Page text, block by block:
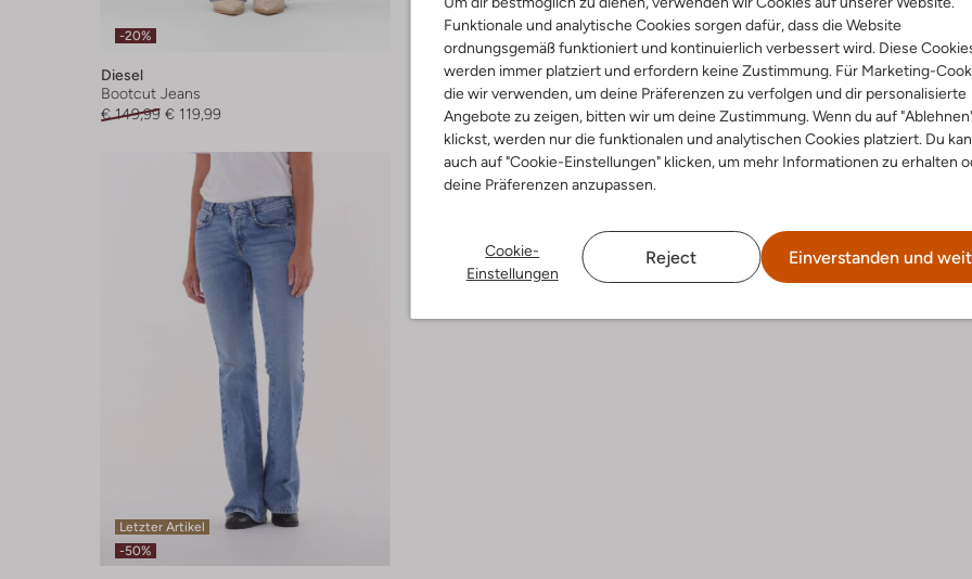
Funktionale und analytische Cookies sorgen dafür, dass die Website
ordnungsgemäß funktioniert und kontinuierlich verbessert wird. Diese
werden immer platziert und erfordern keine Zustimmung. Für Marketing-
die wir verwenden, um deine Präferenzen zu verfolgen und dir personalisierte
Angebote zu zeigen, bitten wir um deine Zustimmung. Wenn du auf
klickst, werden nur die funktionalen und analytischen Cookies platziert. Du
auch auf "Cookie-Einstellungen" klicken, um mehr Informationen zu erhalten
deine Präferenzen anzupassen.
Cookie-
Einstellungen
Reject Einverstanden und
-20%
Diesel
Bootcut Jeans
€ 149,99 € 119,99
-50%
Indian Blue Jeans
Bootcut Jeans
€ 59,99 € 29,99
Letzter Artikel
-60%
Guess
Bootcut Jeans
€ 129,95 € 51,99
Letzter Artikel
-50%